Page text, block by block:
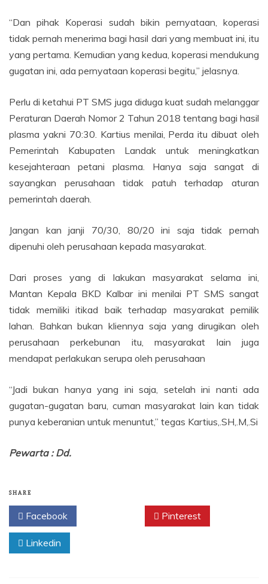
“Dan pihak Koperasi sudah bikin pernyataan, koperasi
tidak pernah menerima bagi hasil dari yang membuat ini, itu
yang pertama. Kemudian yang kedua, koperasi mendukung
gugatan ini, ada pernyataan koperasi begitu,” jelasnya.
Perlu di ketahui PT SMS juga diduga kuat sudah melanggar
Peraturan Daerah Nomor 2 Tahun 2018 tentang bagi hasil
plasma yakni 70:30. Kartius menilai, Perda itu dibuat oleh
Pemerintah Kabupaten Landak untuk meningkatkan
kesejahteraan petani plasma. Hanya saja sangat di
sayangkan perusahaan tidak patuh terhadap aturan
pemerintah daerah.
Jangan kan janji 70/30, 80/20 ini saja tidak pernah
dipenuhi oleh perusahaan kepada masyarakat.
Dari proses yang di lakukan masyarakat selama ini,
Mantan Kepala BKD Kalbar ini menilai PT SMS sangat
tidak memiliki itikad baik terhadap masyarakat pemilik
lahan. Bahkan bukan kliennya saja yang dirugikan oleh
perusahaan perkebunan itu, masyarakat lain juga
mendapat perlakukan serupa oleh perusahaan
“Jadi bukan hanya yang ini saja, setelah ini nanti ada
gugatan-gugatan baru, cuman masyarakat lain kan tidak
punya keberanian untuk menuntut,” tegas Kartius,.SH,.M,.Si
Pewarta : Dd.
SHARE
Facebook Pinterest
Linkedin